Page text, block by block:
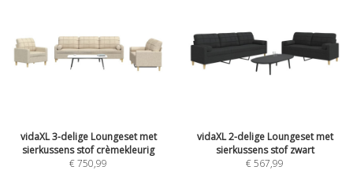
vidaXL 3-delige Loungeset met
sierkussens stof crèmekleurig
€ 750,99
vidaXL 2-delige Loungeset met
sierkussens stof zwart
€ 567,99